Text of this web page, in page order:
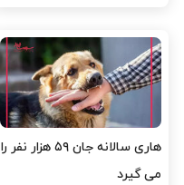
۲۹ تیر ۱۴۰۵
هاری سالانه جان ۵۹ هزار نفر را
می گیرد